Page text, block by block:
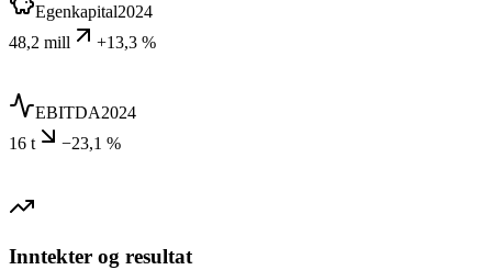
Egenkapital2024
48,2 mill
+13,3 %
EBITDA2024
16 t
−23,1 %
Inntekter og resultat